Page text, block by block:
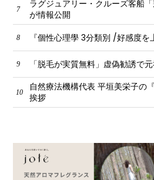
7
ラグジュアリー・クルーズ客船
が情報公開
8 『個性心理學 3分類別 /好感度を
9 「脱毛が実質無料」虚偽勧誘で
10
自然療法機構代表 平垣美栄子の
挨拶